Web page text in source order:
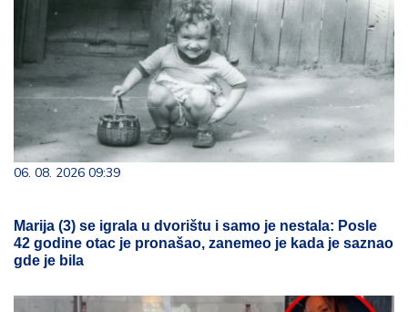
06. 08. 2026 09:39
Marija (3) se igrala u dvorištu i samo je nestala: Posle
42 godine otac je pronašao, zanemeo je kada je saznao
gde je bila